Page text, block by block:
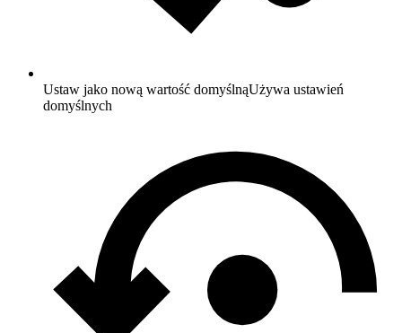
Ustaw jako nową wartość domyślnąUżywa ustawień
domyślnych